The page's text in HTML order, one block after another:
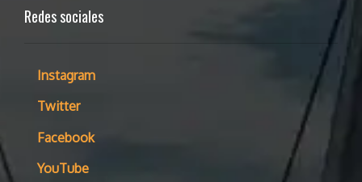
Redes sociales
Instagram
Twitter
Facebook
YouTube